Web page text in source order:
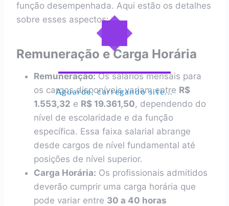
Aguarde, carregando site...
função desempenhada. Aqui estão os detalhes
sobre esses aspectos:
Remuneração e Carga Horária
Remuneração:Os salários mensais para
os cargos disponíveis variam entre R$
1.553,32 e R$ 19.361,50, dependendo do
nível de escolaridade e da função
específica. Essa faixa salarial abrange
desde cargos de nível fundamental até
posições de nível superior.
Carga Horária: Os profissionais admitidos
deverão cumprir uma carga horária que
pode variar entre 30 a 40 horas